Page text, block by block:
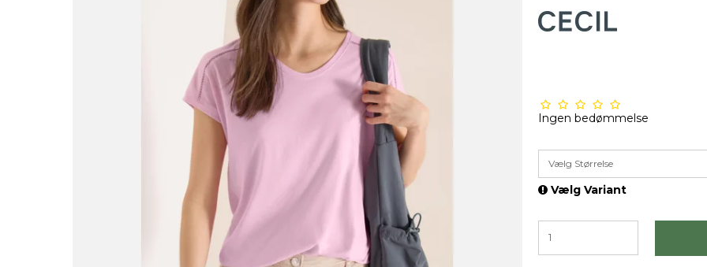
Ingen bedømmelse
Vælg Størrelse
Vælg Variant